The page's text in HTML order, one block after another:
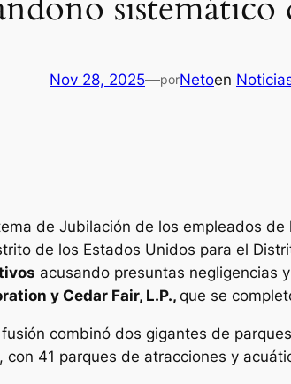
Nov 28, 2025—porNetoen
de Jubilación de los empleados
de los Estados Unidos para el
acusando presuntas negligencias
y Cedar Fair, L.P., que se
fusión combinó dos gigantes de
, con 41 parques de atracciones y